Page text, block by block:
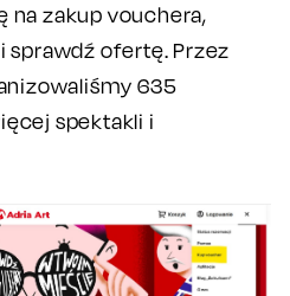
na zakup vouchera,
sprawdź ofertę. Przez
635
spektakli i